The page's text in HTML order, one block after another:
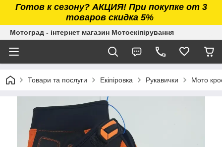
Готов к сезону? АКЦИЯ! При покупке от 3
товаров скидка 5%
Мотоград - інтернет магазин Мотоекіпірування
Товари та послуги Екіпіровка Рукавички Мото